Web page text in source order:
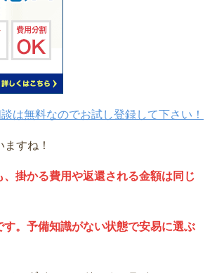
は無料なのでお試し登録して下さい！
すね！
掛かる費用や返還される金額は同じ
。予備知識がない状態で安易に選ぶ